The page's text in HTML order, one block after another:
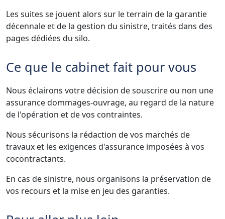
Les suites se jouent alors sur le terrain de la garantie
décennale et de la gestion du sinistre, traités dans des
pages dédiées du silo.
Ce que le cabinet fait pour vous
Nous éclairons votre décision de souscrire ou non une
assurance dommages-ouvrage, au regard de la nature
de l'opération et de vos contraintes.
Nous sécurisons la rédaction de vos marchés de
travaux et les exigences d'assurance imposées à vos
cocontractants.
En cas de sinistre, nous organisons la préservation de
vos recours et la mise en jeu des garanties.